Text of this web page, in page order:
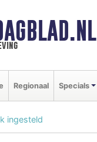
Regionaal Specials
ingesteld